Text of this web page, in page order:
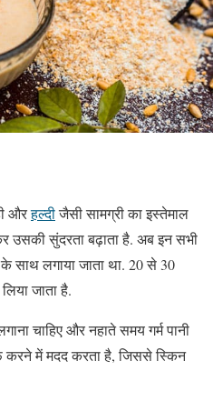
औरहल्दीजैसी सामग्री का इस्तेमाल
उसकी सुंदरता बढ़ाता है. अब इन सभी
साथ लगाया जाता था. 20 से 30
जाता है.
चाहिए और नहाते समय गर्म पानी
करने में मदद करता है, जिससे स्किन